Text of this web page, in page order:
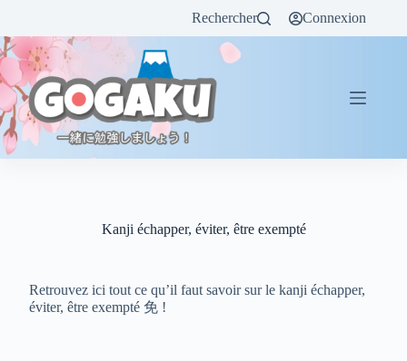
Rechercher Connexion
Kanji échapper, éviter, être exempté
Retrouvez ici tout ce qu’il faut savoir sur le kanji échapper,
éviter, être exempté 免 !